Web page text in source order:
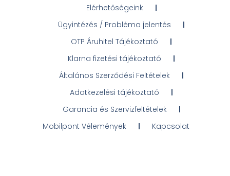
Elérhetőségeink
Ügyintézés / Probléma jelentés
OTP Áruhitel Tájékoztató
Klarna fizetési tájékoztató
Általános Szerződési Feltételek
Adatkezelési tájékoztató
Garancia és Szervizfeltételek
Mobilpont Vélemények
Kapcsolat